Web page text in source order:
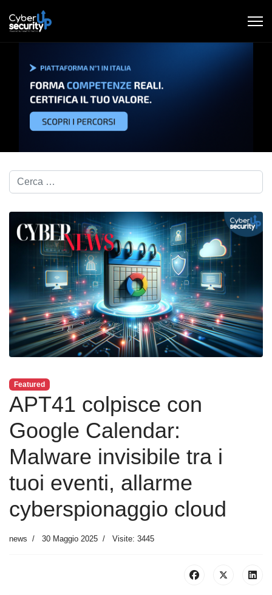
Cerca nel blog...
Featured
APT41 colpisce con
Google Calendar:
Malware invisibile tra i
tuoi eventi, allarme
cyberspionaggio cloud
news 30 Maggio 2025 Visite: 3445